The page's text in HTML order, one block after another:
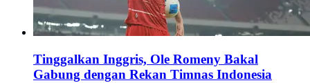
Tinggalkan Inggris, Ole Romeny Bakal
Gabung dengan Rekan Timnas Indonesia